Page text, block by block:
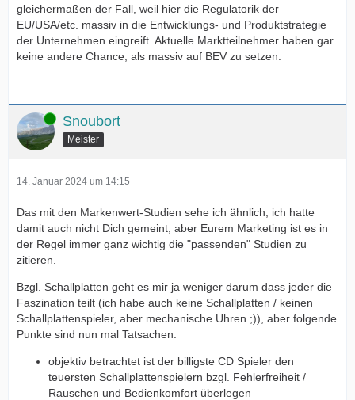
gleichermaßen der Fall, weil hier die Regulatorik der
EU/USA/etc. massiv in die Entwicklungs- und Produktstrategie
der Unternehmen eingreift. Aktuelle Marktteilnehmer haben gar
keine andere Chance, als massiv auf BEV zu setzen.
Online Snoubort
Meister
14. Januar 2024 um 14:15
Das mit den Markenwert-Studien sehe ich ähnlich, ich hatte
damit auch nicht Dich gemeint, aber Eurem Marketing ist es in
der Regel immer ganz wichtig die "passenden" Studien zu
zitieren.
Bzgl. Schallplatten geht es mir ja weniger darum dass jeder die
Faszination teilt (ich habe auch keine Schallplatten / keinen
Schallplattenspieler, aber mechanische Uhren ;)), aber folgende
Punkte sind nun mal Tatsachen:
objektiv betrachtet ist der billigste CD Spieler den
teuersten Schallplattenspielern bzgl. Fehlerfreiheit /
Rauschen und Bedienkomfort überlegen